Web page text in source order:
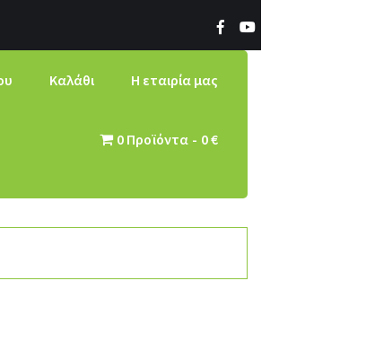
Καλάθι Η εταιρία μας
0 Προϊόντα 0 €